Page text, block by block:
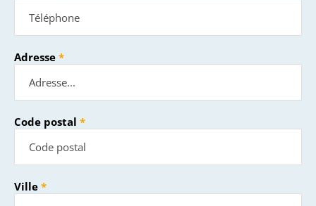
Adresse
Code postal
Ville